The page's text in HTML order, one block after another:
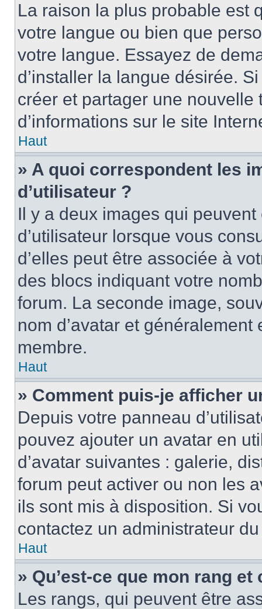
La raison la plus probable est
votre langue ou bien que
votre langue. Essayez de
d’installer la langue désirée.
créer et partager une
d’informations sur le site
Haut
» A quoi correspondent les
d’utilisateur ?
Il y a deux images qui
d’utilisateur lorsque vous
d’elles peut être associée à
des blocs indiquant votre
forum. La seconde image,
nom d’avatar et
membre.
Haut
» Comment puis-je afficher
Depuis votre panneau
pouvez ajouter un avatar en
d’avatar suivantes : galerie,
forum peut activer ou non les
ils sont mis à disposition. Si
contactez un administrateur
Haut
» Qu’est-ce que mon rang
Les rangs, qui peuvent être